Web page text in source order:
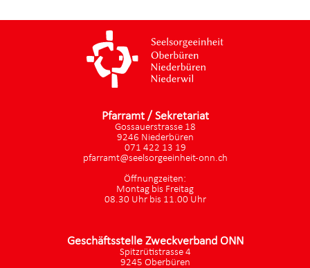
Pfarramt / Sekretariat
Gossauerstrasse 18
9246 Niederbüren
071 422 13 19
pfarramt@seelsorgeeinheit-onn.ch
Öffnungzeiten:
Montag bis Freitag
08.30 Uhr bis 11.00 Uhr
Geschäftsstelle Zweckverband ONN
Spitzrütistrasse 4
9245 Oberbüren